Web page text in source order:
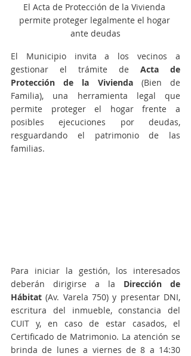
El Acta de Protección de la Vivienda
permite proteger legalmente el hogar
ante deudas
El Municipio invita a los vecinos a
gestionar el trámite de Acta de
Protección de la Vivienda (Bien de
Familia), una herramienta legal que
permite proteger el hogar frente a
posibles ejecuciones por deudas,
resguardando el patrimonio de las
familias.
Para iniciar la gestión, los interesados
deberán dirigirse a la Dirección de
Hábitat (Av. Varela 750) y presentar DNI,
escritura del inmueble, constancia del
CUIT y, en caso de estar casados, el
Certificado de Matrimonio. La atención se
brinda de lunes a viernes de 8 a 14:30